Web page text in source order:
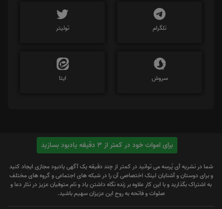
تلگرام توئیتر
سروش ایتا
برای اموات خود در کمتر از 3 دقیقه یادبود بسازید
شما در نشریه آی پُرسِه می توانید در کمتر از چند دقیقه یک آگهی یادبود مجازی ایجاد کنید
و برای دوستان و آشنایان لینک اختصاصی آن را در شبکه های اجتماعی و گروه های مختلف
به اشتراک بگذارید و با این کار علاوه بر زنده نگاه داشتن یاد و نام متوفیان عزیز در نثار دعا و
صلوات و فاتحه به روح این عزیزان سهیم باشید.